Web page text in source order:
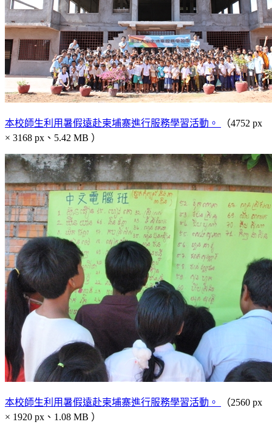
本校師生利用暑假遠赴柬埔寨進行服務學習活動。
（4752 px
× 3168 px、5.42 MB ）
本校師生利用暑假遠赴柬埔寨進行服務學習活動。
（2560 px
× 1920 px、1.08 MB ）